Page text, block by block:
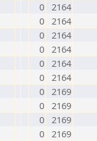
0 2164
0 2164
0 2164
0 2164
0 2164
0 2164
0 2169
0 2169
0 2169
0 2169